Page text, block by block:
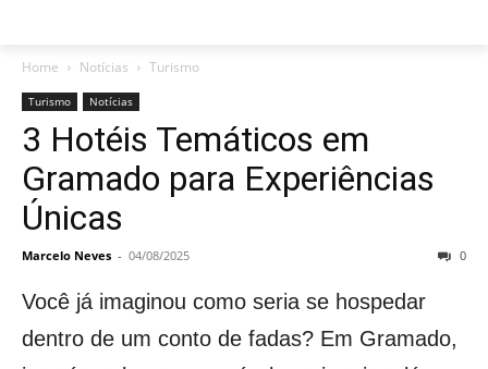
Home Notícias Turismo
Turismo Notícias
3 Hotéis Temáticos em
Gramado para Experiências
Únicas
Marcelo Neves - 04/08/2025 0
Você já imaginou como seria se hospedar
dentro de um conto de fadas? Em Gramado,